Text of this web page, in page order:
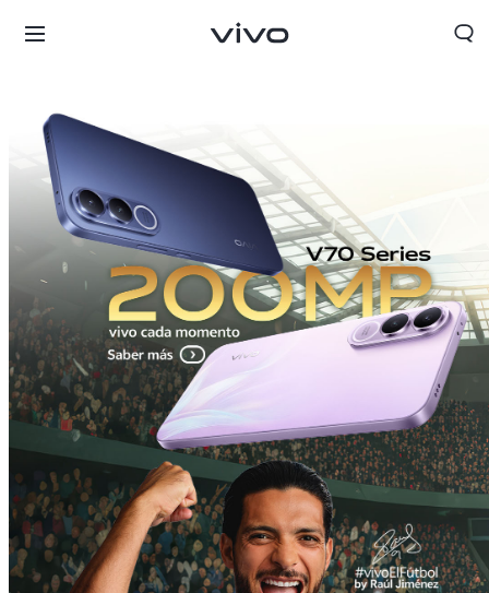
México | Seleccione país/región